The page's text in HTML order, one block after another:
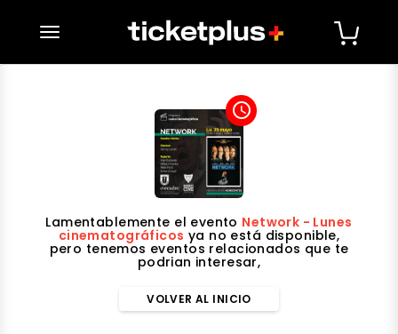
desplegar navegación
access_time
Lamentablemente el evento Network - Lunes
cinematográficos ya no está disponible,
pero tenemos eventos relacionados que te
podrian interesar,
VOLVER AL INICIO